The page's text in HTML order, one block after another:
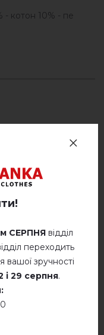
- котон 10% - пе
(БІЛА)
40° C
до
110°
сушці
стані
СЕРПНЯвідділ
переходить
зручності
і 29 серпня.